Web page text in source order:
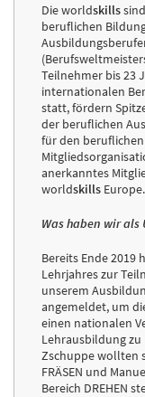
Die worldskills
beruflichen
Teilnehmer bis 23
internationalen
statt, fördern
der beruflichen
für den
anerkanntes
worldskills Europe.
Was haben wir
Bereits Ende 2019
Lehrjahres zur
unserem
angemeldet, um
einen nationalen
Lehrausbildung
Zschuppe wollten
FRÄSEN und
Bereich DREHEN